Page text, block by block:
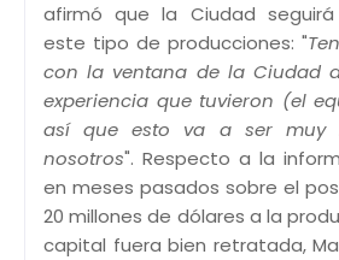
afirmó que la Ciudad
este tipo de producciones: "
con la ventana de la Ciudad
experiencia que tuvieron (el
así que esto va a ser muy
nosotros". Respecto a la
en meses pasados sobre el
20 millones de dólares a la
capital fuera bien retratada,